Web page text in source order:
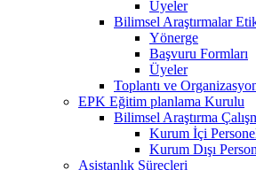
Üyeler
Bilimsel Araştırmalar
Yönerge
Başvuru Formları
Üyeler
Toplantı ve
EPK Eğitim planlama Kurulu
Bilimsel Araştırma
Kurum İçi
Kurum Dışı
Asistanlık Süreçleri